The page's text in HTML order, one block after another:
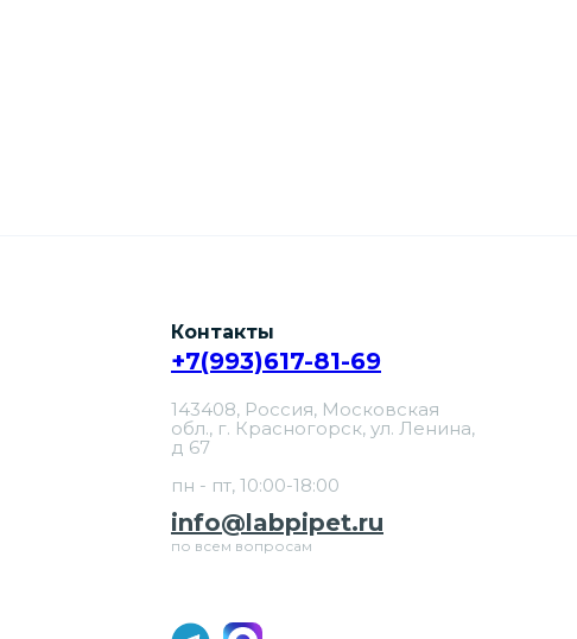
Контакты
info@labpipet.ru
+7(993)617-81-69
по всем вопросам
143408, Россия, Московская
обл., г. Красногорск, ул. Ленина,
д 67
пн - пт, 10:00-18:00